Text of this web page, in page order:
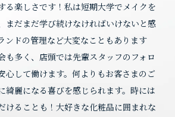
る楽しさです！私は短期大学でメイクを
まだまだ学び続けなければいけないと感
ンドの管理など大変なこともあります
も多く、店頭では先輩スタッフのフォロ
心して働けます。何よりもお客さまのご
綺麗になる喜びを感じられます。時には
けることも！大好きな化粧品に囲まれな